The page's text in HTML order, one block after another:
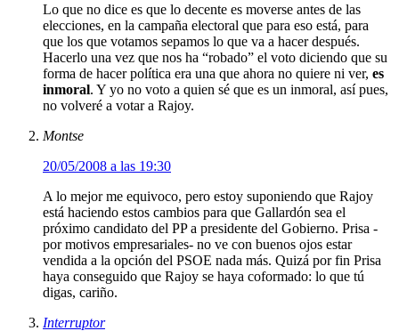
Lo que no dice es que lo decente es moverse antes de las
elecciones, en la campaña electoral que para eso está, para
que los que votamos sepamos lo que va a hacer después.
Hacerlo una vez que nos ha “robado” el voto diciendo que su
forma de hacer política era una que ahora no quiere ni ver, es
inmoral. Y yo no voto a quien sé que es un inmoral, así pues,
no volveré a votar a Rajoy.
Montse
20/05/2008 a las 19:30
A lo mejor me equivoco, pero estoy suponiendo que Rajoy
está haciendo estos cambios para que Gallardón sea el
próximo candidato del PP a presidente del Gobierno. Prisa -
por motivos empresariales- no ve con buenos ojos estar
vendida a la opción del PSOE nada más. Quizá por fin Prisa
haya conseguido que Rajoy se haya coformado: lo que tú
digas, cariño.
Interruptor